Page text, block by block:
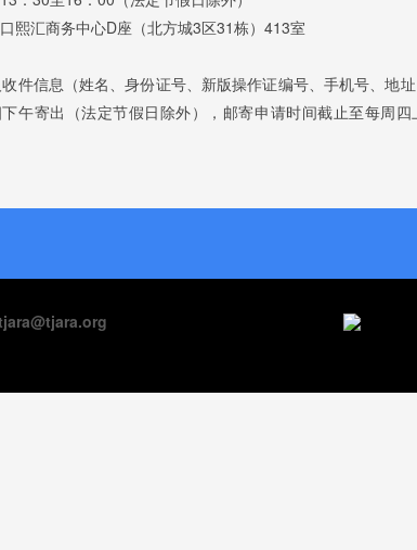
熙汇商务中心D座（北方城3区31栋）413室
件信息（姓名、身份证号、新版操作证编号、手机号、地
午寄出（法定节假日除外），邮寄申请时间截止至每周四